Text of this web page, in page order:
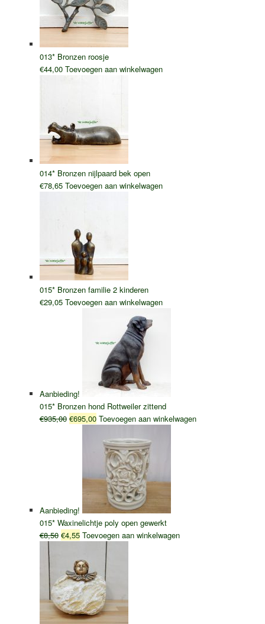
013* Bronzen roosje
€44,00 Toevoegen aan winkelwagen
014* Bronzen nijlpaard bek open
€78,65 Toevoegen aan winkelwagen
015* Bronzen familie 2 kinderen
€29,05 Toevoegen aan winkelwagen
Aanbieding!
015* Bronzen hond Rottweiler zittend
€935,00 Oorspronkelijke
€695,00Huidige
is:
€695,00.
Toevoegen aan winkelwagen
Aanbieding!
015* Waxinelichtje poly open gewerkt
€8,50 Oorspronkelijke
was:
€8,50.
€4,55Huidige
is:
€4,55.
Toevoegen aan winkelwagen